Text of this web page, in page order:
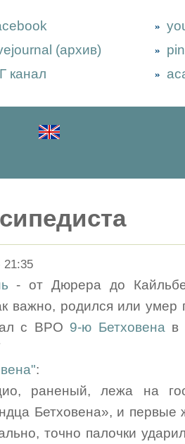
(архив)
канал
21:35
- от Дюрера до
важно, родился или умер
с BPO 9-ю Бетховена в
:
раненый, лежа на
Бетховена», и первые
точно палочки